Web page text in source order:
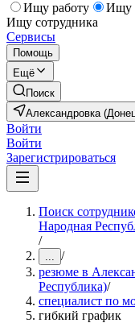
Ищу работу
Ищу
Ищу сотрудника
Сервисы
Помощь
Ещё
Поиск
Александровка
Войти
Войти
Зарегистрироваться
Поиск
Народная
/
... /
резюме в
Республика)/
специалист по
гибкий график